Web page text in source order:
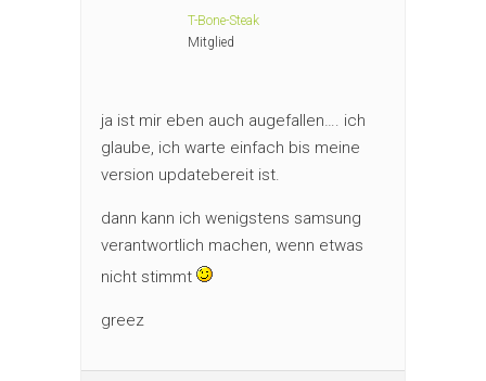
T-Bone-Steak
Mitglied
ja ist mir eben auch augefallen…. ich
glaube, ich warte einfach bis meine
version updatebereit ist.
dann kann ich wenigstens samsung
verantwortlich machen, wenn etwas
nicht stimmt
greez